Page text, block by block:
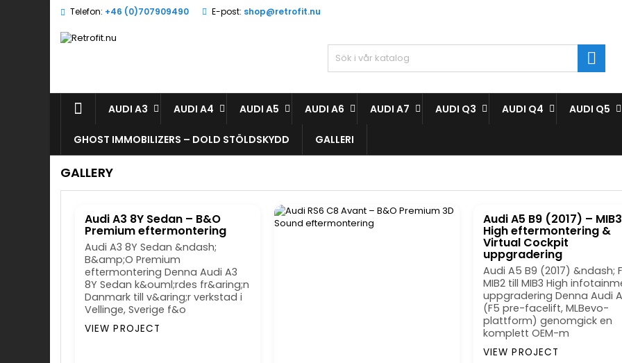
Telefon: +46 (0)707909490 E-post: shop@retrofit.nu

AUDI A3 AUDI A4 AUDI A5 AUDI A6 AUDI A7 AUDI Q3 AUDI Q4 AUDI Q5
GHOST IMMOBILIZERS – DOLD STÖLDSKYDD GALLERI
GALLERY
Audi A3 8Y Sedan – B&O
Premium eftermontering
Audi A3 8Y Sedan &ndash;
B&amp;O Premium
eftermontering Denna Audi A3
8Y Sedan k&ouml;rdes fr&aring;n
Danmark till v&aring;r verkstad i
Vellinge, Sverige f&o
VIEW PROJECT
Audi A5 B9 (2017) – MIB3
High eftermontering &
Virtual Cockpit
uppgradering
Audi A5 B9 (2017) &ndash;
MIB2 till MIB3 High
uppgradering Denna Audi
(F5 pre-facelift, MLBevo-
plattform) genomgick en
komplett OEM-m
VIEW PROJECT
Lägg till i önskelistan
Create
((modalTitle))
((confirmMessage))
((title))
((cancelText))
Logga in
Du måste vara inloggad för att kunna lägga till produkter i din